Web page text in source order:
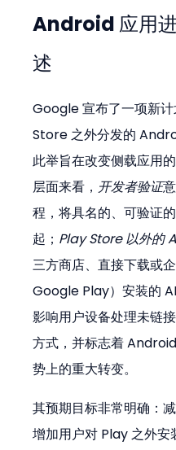
Android 应用
述
Google 宣布了一项新
Store 之外分发的
此举旨在改变侧载应用
层面来看， 开发者验证
程，将具名的、可验证
起； Play Store 以外的
三方商店、直接下载或
Google Play）安装的
影响用户设备处理未链
方式，并标志着
势上的重大转变。
其预期目标非常明确：
增加用户对 Play 之外